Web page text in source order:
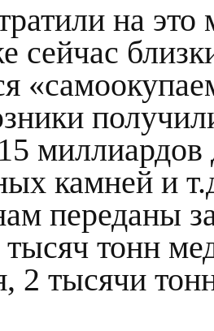
на
сейчас
миллиардов
камней и
переданы
тонн
2 тысячи